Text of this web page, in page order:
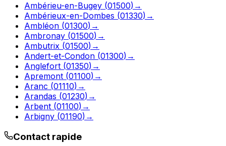
Ambérieu-en-Bugey (01500) →
Ambérieux-en-Dombes (01330) →
Ambléon (01300) →
Ambronay (01500) →
Ambutrix (01500) →
Andert-et-Condon (01300) →
Anglefort (01350) →
Apremont (01100) →
Aranc (01110) →
Arandas (01230) →
Arbent (01100) →
Arbigny (01190) →
Contact rapide